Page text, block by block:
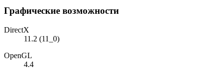
Графические возможности
DirectX
11.2 (11_0)
OpenGL
4.4